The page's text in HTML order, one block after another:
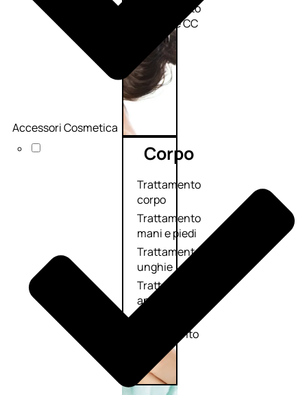
Trattamento
viso BB e CC
cream
Corpo
Trattamento
corpo
Trattamento
mani e piedi
Trattamento
unghie
Trattamento
anticellulite
trattamento
Accessori Cosmetica